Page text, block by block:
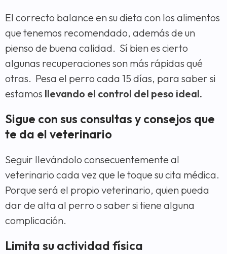
El correcto balance en su dieta con los alimentos
que tenemos recomendado, además de un
pienso de buena calidad. Sí bien es cierto
algunas recuperaciones son más rápidas qué
otras. Pesa el perro cada 15 días, para saber si
estamos llevando el control del peso ideal.
Sigue con sus consultas y consejos que
te da el veterinario
Seguir llevándolo consecuentemente al
veterinario cada vez que le toque su cita médica.
Porque será el propio veterinario, quien pueda
dar de alta al perro o saber si tiene alguna
complicación.
Limita su actividad física